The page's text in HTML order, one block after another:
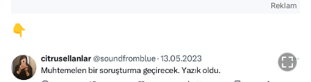
Reklam
👇